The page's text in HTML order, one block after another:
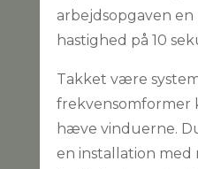
arbejdsopgaven
hastighed på 10
Takket være
frekvensomformer
hæve vinduerne.
en installation med